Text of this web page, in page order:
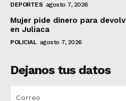
DEPORTES agosto 7, 2026
Mujer pide dinero para
en Juliaca
POLICIAL agosto 7, 2026
Dejanos tus datos